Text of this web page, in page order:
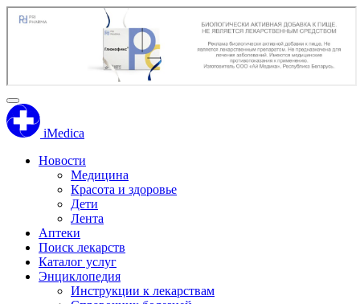
iMedica
Новости
Медицина
Красота и здоровье
Дети
Лента
Аптеки
Поиск лекарств
Каталог услуг
Энциклопедия
Инструкции к лекарствам